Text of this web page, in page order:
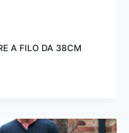
A FILO DA 38CM